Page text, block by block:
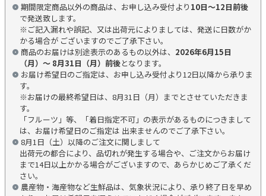
期間限定商品以外の商品は、お申し込み受付より 10日～12日前後
で発送致します。
※ご記入漏れや誤記、又は出荷元によりましては、発送に日数がか
かる場合が ございますのでご了承下さい。
商品のお届けは別途表示のあるもの以外は、 2026年6月15日
（月）～ 8月31日（月）前後となります。
お届け希望日のご指定は、お申し込み受付より12日以降から承りま
す。
※お届けの最終希望日は、8月31日（月）までとさせていただきま
す。
「フルーツ」等、「着日指定不可」の表示があるものにつきまして
は、お届け希望日のご指定は 出来ませんのでご了承下さい。
8月1日（土）以降のご注文に関しまして
出荷元の都合により、品切れが発生する場合や、ご注文からお届け
まで14日以上かかる場合がございますので、あらかじめご了承くだ
さい。
農産物・海産物など生鮮品は、気象状況により、承り終了日を早め